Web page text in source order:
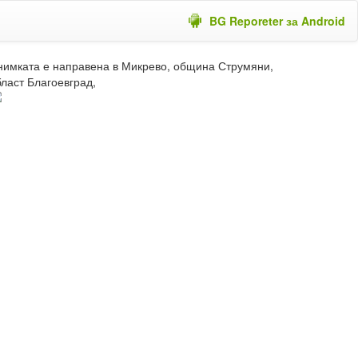
BG Reporeter за Android
е направена в Микрево, община Струмяни,
Благоевград,